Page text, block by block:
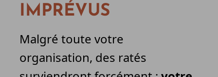
IMPRÉVUS
Malgré toute votre
organisation, des ratés